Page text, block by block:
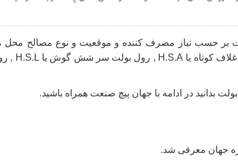
بر حسب نیاز مصرف کننده و موقعیت و نوع مصالح
کوتاه یا
رول بولت سر شش گوش یا
بدانید در ادامه با جهان پیچ صنعت همراه باشید.
جهان معرفی شد.